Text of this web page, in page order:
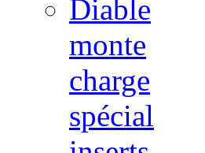
Diable
monte
charge
spécial